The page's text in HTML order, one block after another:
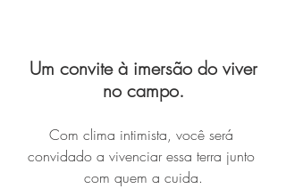
Um convite à imersão do viver
no campo.
Com clima intimista, você será
convidado a vivenciar essa terra junto
com quem a cuida.